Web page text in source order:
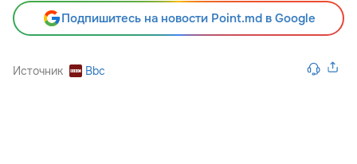
Подпишитесь на новости Point.md в Google
Источник Bbc